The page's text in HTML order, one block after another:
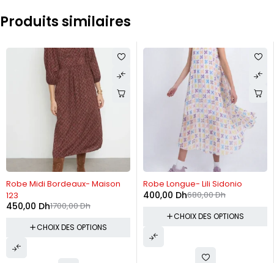
Produits similaires
-74%
Robe Midi Bordeaux- Maison
123
1700,00Dh
450,00 Dh
CHOIX DES OPTIONS
-41%
Robe Longue- Lili Sidonio
680,00Dh
400,00 Dh
CHOIX DES OPTIONS